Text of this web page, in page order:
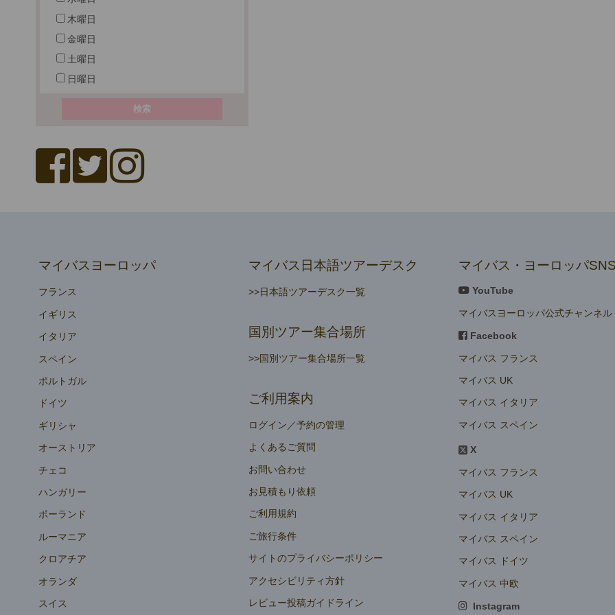
木曜日
金曜日
土曜日
日曜日
マイバスヨーロッパ
フランス
イギリス
イタリア
スペイン
ポルトガル
ドイツ
ギリシャ
オーストリア
チェコ
ハンガリー
ポーランド
ルーマニア
クロアチア
オランダ
スイス
マイバス日本語ツアーデスク
>>日本語ツアーデスク一覧
国別ツアー集合場所
>>国別ツアー集合場所一覧
ご利用案内
ログイン／予約の管理
よくあるご質問
お問い合わせ
お見積もり依頼
ご利用規約
ご旅行条件
サイトのプライバシーポリシー
アクセシビリティ方針
レビュー投稿ガイドライン
マイバス・ヨーロッパ
YouTube
マイバスヨーロッパ公式チャンネル
Facebook
マイバス フランス
マイバス UK
マイバス イタリア
マイバス スペイン
X
マイバス フランス
マイバス UK
マイバス イタリア
マイバス スペイン
マイバス ドイツ
マイバス 中欧
Instagram